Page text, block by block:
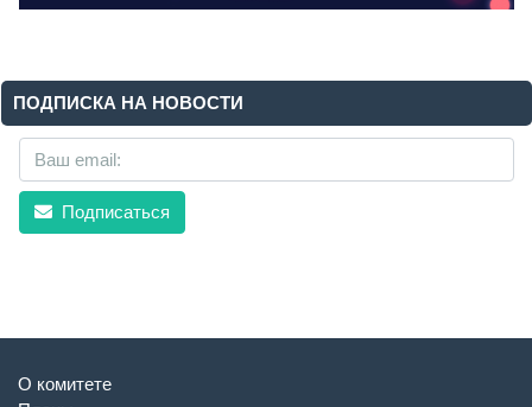
ПОДПИСКА НА НОВОСТИ
Подписаться
О комитете